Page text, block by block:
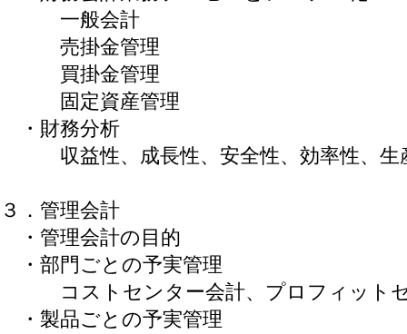
一般会計
売掛金管理
買掛金管理
固定資産管理
・財務分析
収益性、成長性、安全性、効率性、生
３．管理会計
・管理会計の目的
・部門ごとの予実管理
コストセンター会計、プロフィットセ
・製品ごとの予実管理